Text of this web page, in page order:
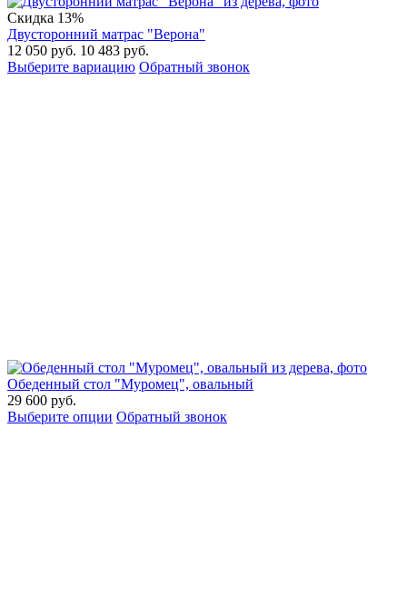
Скидка 13%
Двусторонний матрас "Верона"
12 050 руб. 10 483 руб.
Выберите вариацию Обратный звонок
Обеденный стол "Муромец", овальный
29 600 руб.
Выберите опции Обратный звонок